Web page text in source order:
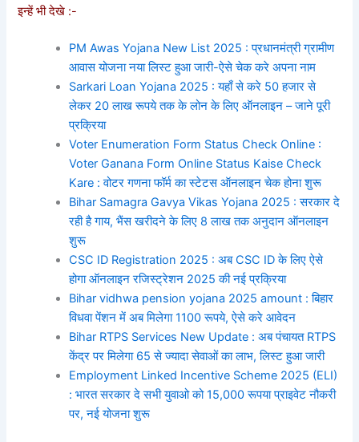
इन्हें भी देखे :-
PM Awas Yojana New List 2025 : प्रधानमंत्री ग्रामीण
आवास योजना नया लिस्ट हुआ जारी-ऐसे चेक करे अपना नाम
Sarkari Loan Yojana 2025 : यहाँ से करे 50 हजार से
लेकर 20 लाख रूपये तक के लोन के लिए ऑनलाइन – जाने पूरी
प्रक्रिया
Voter Enumeration Form Status Check Online :
Voter Ganana Form Online Status Kaise Check
Kare : वोटर गणना फॉर्म का स्टेटस ऑनलाइन चेक होना शुरू
Bihar Samagra Gavya Vikas Yojana 2025 : सरकार दे
रही है गाय, भैंस खरीदने के लिए 8 लाख तक अनुदान ऑनलाइन
शुरू
CSC ID Registration 2025 : अब CSC ID के लिए ऐसे
होगा ऑनलाइन रजिस्ट्रेशन 2025 की नई प्रक्रिया
Bihar vidhwa pension yojana 2025 amount : बिहार
विधवा पेंशन में अब मिलेगा 1100 रूपये, ऐसे करे आवेदन
Bihar RTPS Services New Update : अब पंचायत RTPS
केंद्र पर मिलेगा 65 से ज्यादा सेवाओं का लाभ, लिस्ट हुआ जारी
Employment Linked Incentive Scheme 2025 (ELI)
: भारत सरकार दे सभी युवाओ को 15,000 रूपया प्राइवेट नौकरी
पर, नई योजना शुरू